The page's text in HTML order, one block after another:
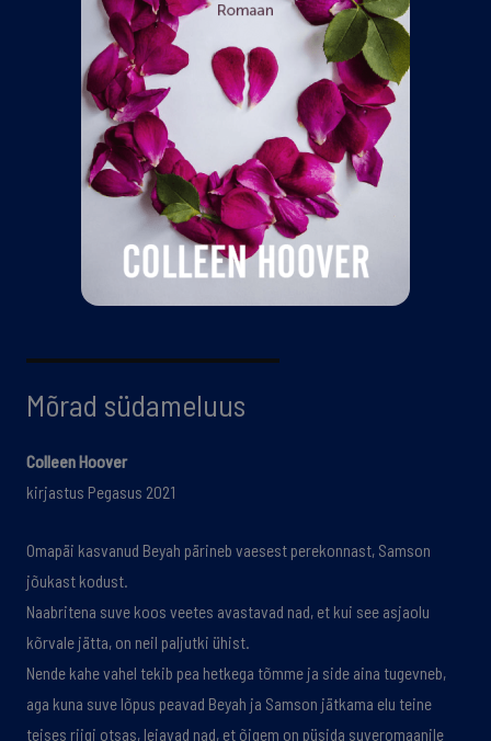
Mõrad südameluus
Colleen Hoover
kirjastus Pegasus 2021
Omapäi kasvanud Beyah pärineb vaesest perekonnast, Samson
jõukast kodust.
Naabritena suve koos veetes avastavad nad, et kui see asjaolu
kõrvale jätta, on neil paljutki ühist.
Nende kahe vahel tekib pea hetkega tõmme ja side aina tugevneb,
aga kuna suve lõpus peavad Beyah ja Samson jätkama elu teine
teises riigi otsas, leiavad nad, et õigem on püsida suveromaanile